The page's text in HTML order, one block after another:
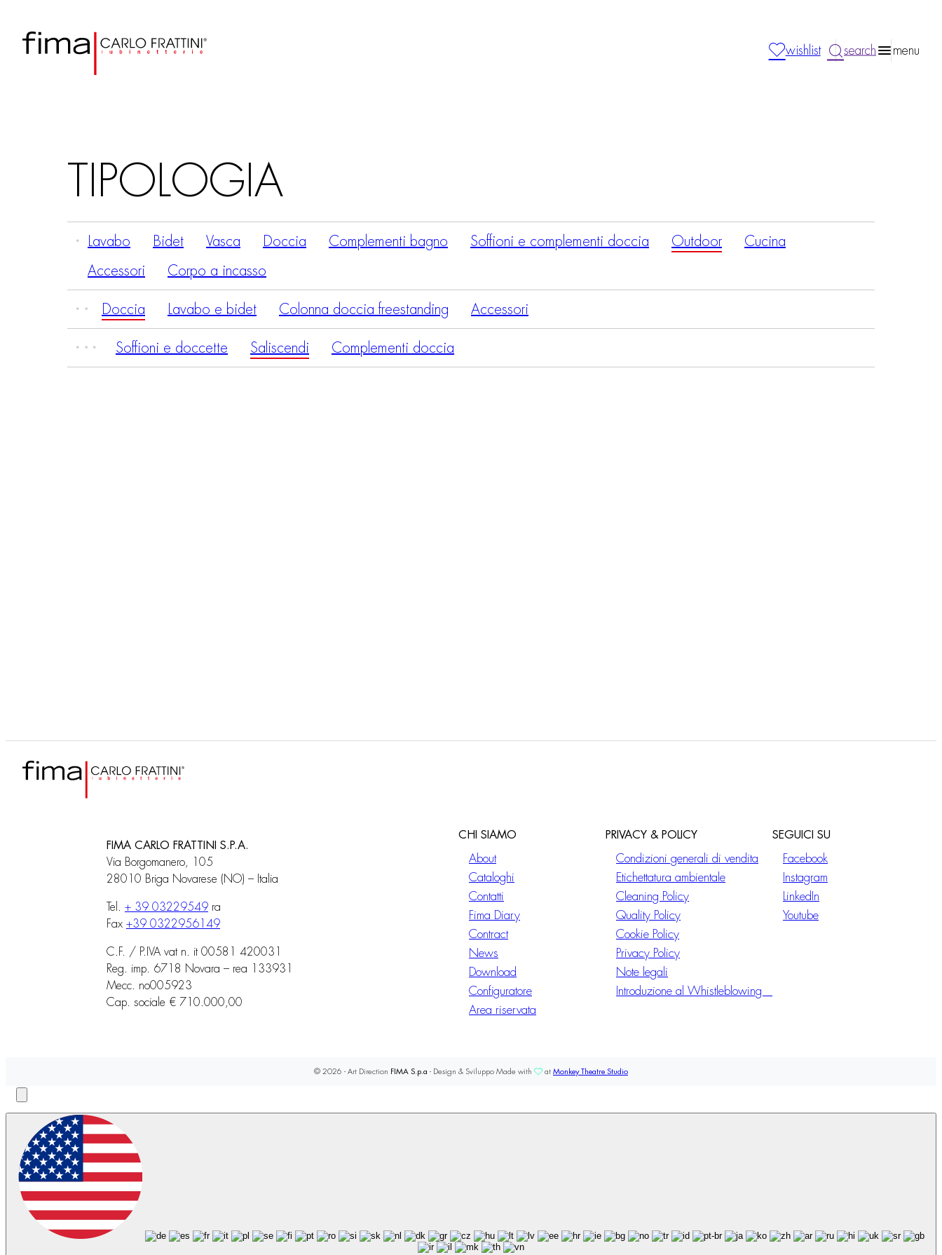
wishlist search menu
TIPOLOGIA
Lavabo Bidet Vasca Doccia Complementi bagno Soffioni e complementi doccia Outdoor Cucina
Accessori Corpo a incasso
Doccia Lavabo e bidet Colonna doccia freestanding Accessori
Soffioni e doccette Saliscendi Complementi doccia
FIMA CARLO FRATTINI S.P.A.
Via Borgomanero, 105
28010 Briga Novarese (NO) – Italia
Tel. + 39 03229549 ra
Fax +39 0322956149
C.F. / P.IVA vat n. it 00581 420031
Reg. imp. 6718 Novara – rea 133931
Mecc. no005923
Cap. sociale € 710.000,00
CHI SIAMO
About
Cataloghi
Contatti
Fima Diary
Contract
News
Download
Configuratore
Area riservata
PRIVACY & POLICY
Condizioni generali di vendita
Etichettatura ambientale
Cleaning Policy
Quality Policy
Cookie Policy
Privacy Policy
Note legali
Introduzione al Whistleblowing
SEGUICI SU
Facebook
Instagram
LinkedIn
Youtube
© 2026 - Art Direction FIMA S.p.a - Design & Sviluppo Made with at Monkey Theatre Studio